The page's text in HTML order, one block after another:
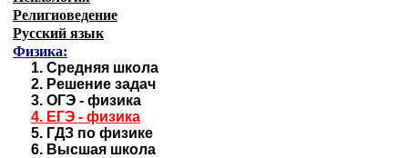
Религиоведение
Русский язык
Физика:
1. Средняя школа
2. Решение задач
3. ОГЭ - физика
4. ЕГЭ - физика
5. ГДЗ по физике
6. Высшая школа